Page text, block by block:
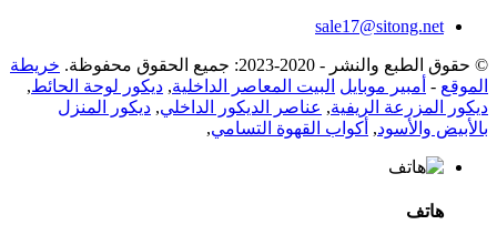
sale17@sitong.net
© حقوق الطبع والنشر - 2020-2023: جميع الحقوق محفوظة.
خريطة
الموقع - أمبير موبايل البيت المعاصر الداخلية, ديكور لوحة الحائط,
ديكور المزرعة الريفية, عناصر الديكور الداخلي, ديكور المنزل
بالأبيض والأسود, أكواب القهوة التسامي,
هاتف